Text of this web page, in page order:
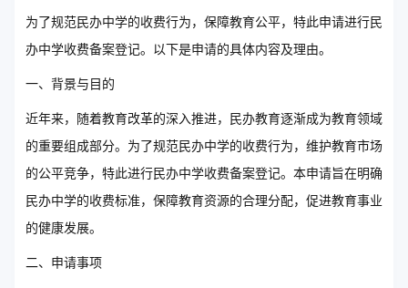
为了规范民办中学的收费行为，保障教育公平，特此申请进行民
办中学收费备案登记。以下是申请的具体内容及理由。
一、背景与目的
近年来，随着教育改革的深入推进，民办教育逐渐成为教育领域
的重要组成部分。为了规范民办中学的收费行为，维护教育市场
的公平竞争，特此进行民办中学收费备案登记。本申请旨在明确
民办中学的收费标准，保障教育资源的合理分配，促进教育事业
的健康发展。
二、申请事项